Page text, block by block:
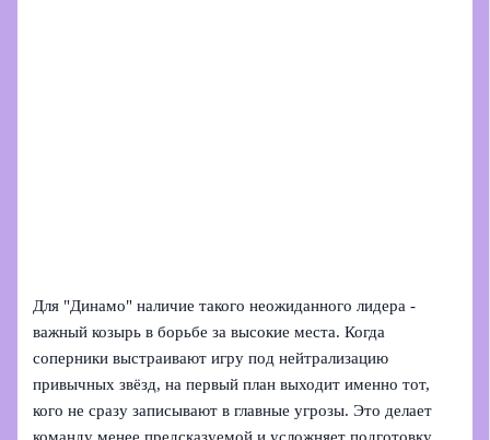
Для "Динамо" наличие такого неожиданного лидера -
важный козырь в борьбе за высокие места. Когда
соперники выстраивают игру под нейтрализацию
привычных звёзд, на первый план выходит именно тот,
кого не сразу записывают в главные угрозы. Это делает
команду менее предсказуемой и усложняет подготовку